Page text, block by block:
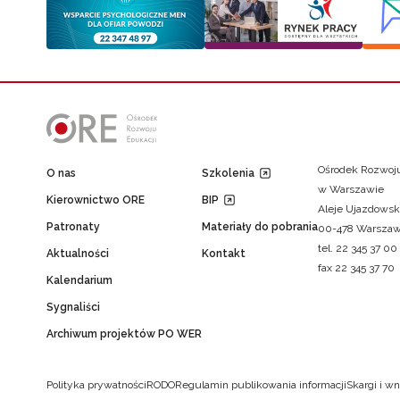
O nas
Kierownictwo ORE
Patronaty
Aktualności
Kalendarium
Sygnaliści
Archiwum projektów PO WER
Szkolenia
BIP
Materiały do pobrania
Kontakt
Ośrodek
w Warszawie
Aleje
00-478
tel. 22 345 37 00
fax 22 345 37 70
Polityka prywatnościRODORegulamin publikowania informacjiSkargi i